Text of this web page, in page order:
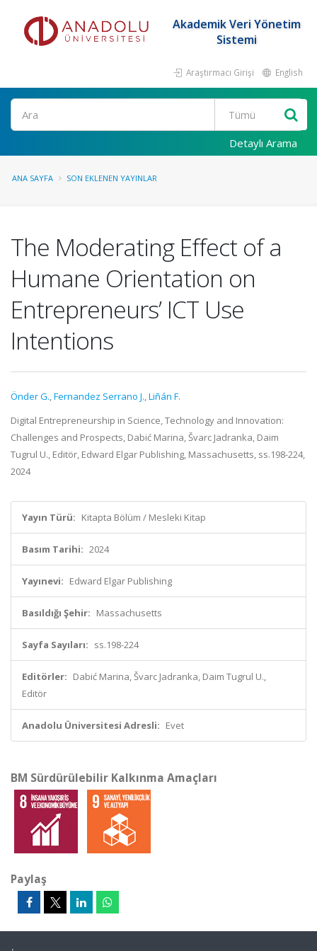
Akademik Veri Yönetim
Sistemi
Araştırmacı Girişi English
Ara
Detaylı Arama
ANA SAYFA SON EKLENEN YAYINLAR
The Moderating Effect of a
Humane Orientation on
Entrepreneurs’ ICT Use
Intentions
Önder G.,Fernandez Serrano J.,Liñán F.
Digital Entrepreneurship in Science, Technology and Innovation:
Challenges and Prospects, Dabić Marina, Švarc Jadranka, Daim
Tugrul U., Editör, Edward Elgar Publishing, Massachusetts, ss.198-224,
2024
Yayın Türü: Kitapta Bölüm / Mesleki Kitap
Basım Tarihi: 2024
Yayınevi: Edward Elgar Publishing
Basıldığı Şehir: Massachusetts
Sayfa Sayıları: ss.198-224
Editörler: Dabić Marina, Švarc Jadranka, Daim Tugrul U.,
Editör
Anadolu Üniversitesi Adresli: Evet
BM Sürdürülebilir Kalkınma Amaçları
Paylaş